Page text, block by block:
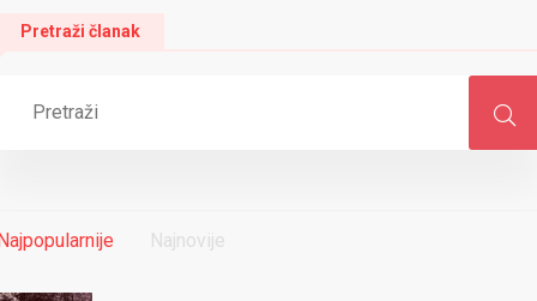
Pretraži članak
Najnovije